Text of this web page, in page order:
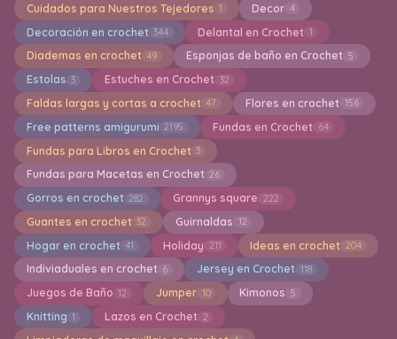
Cuidados para Nuestros Tejedores 1 Decor 4
Decoración en crochet 344 Delantal en Crochet 1
Diademas en crochet 49 Esponjas de baño en Crochet 5
Estolas 3 Estuches en Crochet 32
Faldas largas y cortas a crochet 47 Flores en crochet 156
Free patterns amigurumi 2195 Fundas en Crochet 64
Fundas para Libros en Crochet 3
Fundas para Macetas en Crochet 26
Gorros en crochet 282 Grannys square 222
Guantes en crochet 32 Guirnaldas 12
Hogar en crochet 41 Holiday 211 Ideas en crochet 204
Indiviaduales en crochet 6 Jersey en Crochet 118
Juegos de Baño 12 Jumper 10 Kimonos 5
Knitting 1 Lazos en Crochet 2